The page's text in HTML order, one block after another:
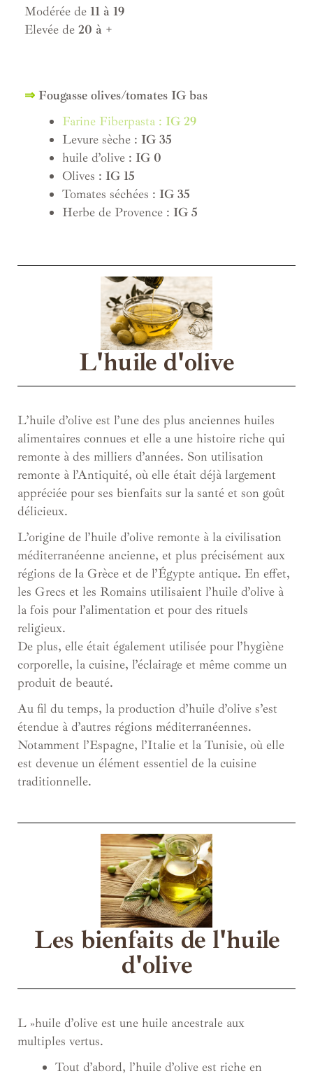
Modérée de 11 à 19
Elevée de 20 à +
⇒ Fougasse olives/tomates IG bas
Farine Fiberpasta : IG 29
Levure sèche : IG 35
huile d’olive : IG 0
Olives : IG 15
Tomates séchées : IG 35
Herbe de Provence : IG 5
L'huile d'olive
L’huile d’olive est l’une des plus anciennes huiles
alimentaires connues et elle a une histoire riche qui
remonte à des milliers d’années. Son utilisation
remonte à l’Antiquité, où elle était déjà largement
appréciée pour ses bienfaits sur la santé et son goût
délicieux.
L’origine de l’huile d’olive remonte à la civilisation
méditerranéenne ancienne, et plus précisément aux
régions de la Grèce et de l’Égypte antique. En effet,
les Grecs et les Romains utilisaient l’huile d’olive à
la fois pour l’alimentation et pour des rituels
religieux.
De plus, elle était également utilisée pour l’hygiène
corporelle, la cuisine, l’éclairage et même comme un
produit de beauté.
Au fil du temps, la production d’huile d’olive s’est
étendue à d’autres régions méditerranéennes.
Notamment l’Espagne, l’Italie et la Tunisie, où elle
est devenue un élément essentiel de la cuisine
traditionnelle.
Les bienfaits de l'huile
d'olive
L »huile d’olive est une huile ancestrale aux
multiples vertus.
Tout d’abord, l’huile d’olive est riche en